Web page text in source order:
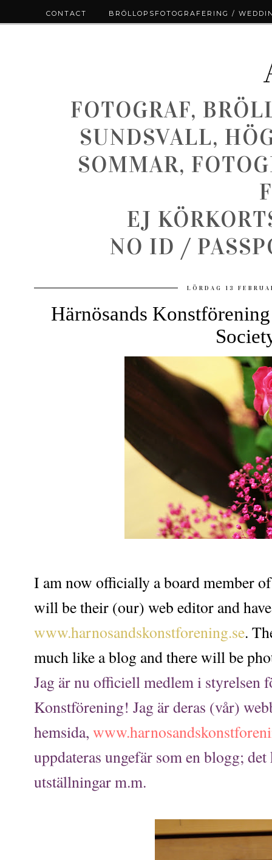
FOTOGRAF,
SUNDSVALL,
SOMMAR,
EJ
NO ID /
LÖRDAG 13
Härnösands
I am now officially a board member
will be their (our) web editor and
www.harnosandskonstforening.se.
much like a blog and there will be
Jag är nu officiell medlem i styrelsen
Konstförening! Jag är deras (vår)
hemsida,
uppdateras ungefär som en blogg;
utställningar m.m.
CONTACT BRÖLLOPSFOTOGRAFERING /